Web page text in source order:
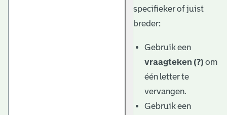
specifieker of juist
breder:
Gebruik een
vraagteken (?) om
één letter te
vervangen.
Gebruik een